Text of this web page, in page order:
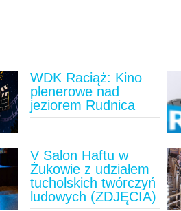
WDK Raciąż: Kino
plenerowe nad
jeziorem Rudnica
V Salon Haftu w
Żukowie z udziałem
tucholskich twórczyń
ludowych (ZDJĘCIA)